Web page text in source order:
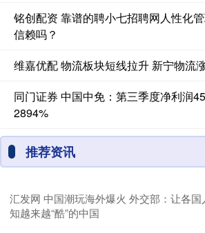
铭创配资 靠谱的聘小七招聘网人性化
信赖吗？
维嘉优配 物流板块短线拉升 新宁物流
同门证券 中国中免：第三季度净利润
2894%
推荐资讯
汇发网 中国潮玩海外爆火 外交部：让各国
知越来越“酷”的中国